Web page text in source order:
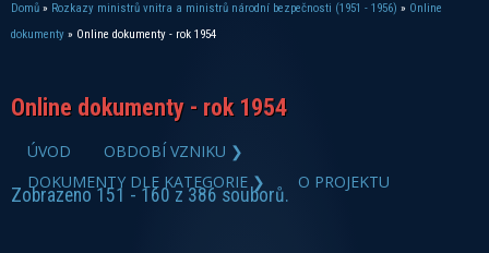
Jste zde
Domů » Rozkazy ministrů vnitra a ministrů národní bezpečnosti (1951 - 1956) » Online
dokumenty » Online dokumenty - rok 1954
Online dokumenty - rok 1954
ÚVOD
OBDOBÍ VZNIKU ❯
DOKUMENTY DLE KATEGORIE ❯
O PROJEKTU
Zobrazeno 151 - 160 z 386 souborů.